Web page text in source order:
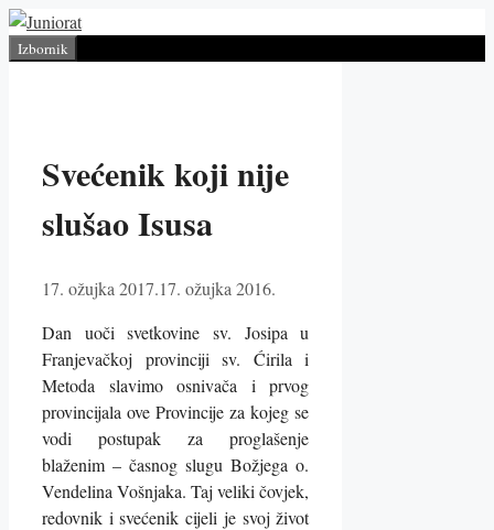
Preskoči
na
Izbornik
Svećenik koji nije
slušao Isusa
17. ožujka 2017.17. ožujka 2016.
Dan uoči svetkovine sv. Josipa u
Franjevačkoj provinciji sv. Ćirila i
Metoda slavimo osnivača i prvog
provincijala ove Provincije za kojeg se
vodi postupak za proglašenje
blaženim – časnog slugu Božjega o.
Vendelina Vošnjaka. Taj veliki čovjek,
redovnik i svećenik cijeli je svoj život